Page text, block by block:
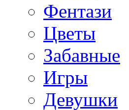
Фентази
Цветы
Забавные
Игры
Девушки